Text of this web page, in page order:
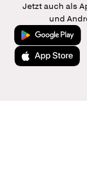
Jetzt auch als
und
Jetzt bei Google
Laden im App